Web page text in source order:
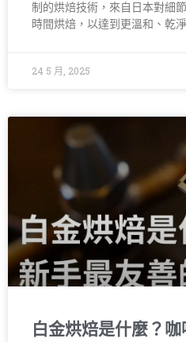
制的烘焙技術，來自日本對細
時間烘焙，以達到更溫和、乾
24 5 月, 2025
白金烘焙是什麼？